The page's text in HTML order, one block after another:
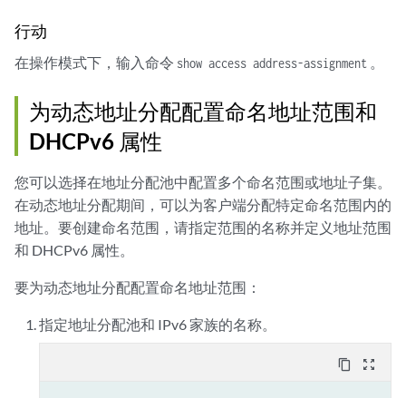
行动
在操作模式下，输入命令 show access address-assignment 。
为动态地址分配配置命名地址范围和
DHCPv6 属性
您可以选择在地址分配池中配置多个命名范围或地址子集。
在动态地址分配期间，可以为客户端分配特定命名范围内的
地址。要创建命名范围，请指定范围的名称并定义地址范围
和 DHCPv6 属性。
要为动态地址分配配置命名地址范围：
指定地址分配池和 IPv6 家族的名称。
content_copy zoom_out_map